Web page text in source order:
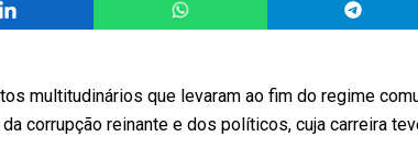
multitudinários que levaram ao fim do regime
corrupção reinante e dos políticos, cuja carreira